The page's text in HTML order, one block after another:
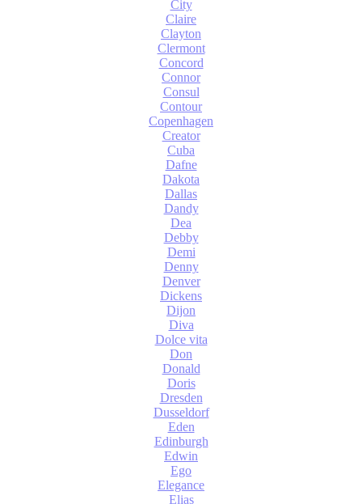
City
Claire
Clayton
Clermont
Concord
Connor
Consul
Contour
Copenhagen
Creator
Cuba
Dafne
Dakota
Dallas
Dandy
Dea
Debby
Demi
Denny
Denver
Dickens
Dijon
Diva
Dolce vita
Don
Donald
Doris
Dresden
Dusseldorf
Eden
Edinburgh
Edwin
Ego
Elegance
Elias